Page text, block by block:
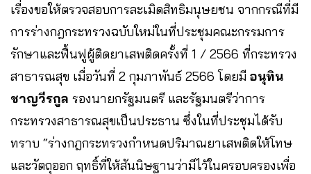
เรื่องขอให้ตรวจสอบการละเมิดสิทธิมนุษยชน จากกรณีที่มี
การร่างกฎกระทรวงฉบับใหม่ในที่ประชุมคณะกรรมการ
รักษาและฟื้นฟูผู้ติดยาเสพติดครั้งที่ 1 / 2566 ที่กระทรวง
สาธารณสุข เมื่อวันที่ 2 กุมภาพันธ์ 2566 โดยมี อนุทิน
ชาญวีรกูล รองนายกรัฐมนตรี และรัฐมนตรีว่าการ
กระทรวงสาธารณสุขเป็นประธาน ซึ่งในที่ประชุมได้รับ
ทราบ “ร่างกฎกระทรวงกําหนดปริมาณยาเสพติดให้โทษ
และวัตถุออก ฤทธิ์ที่ให้สันนิษฐานว่ามีไว้ในครอบครองเพื่อ